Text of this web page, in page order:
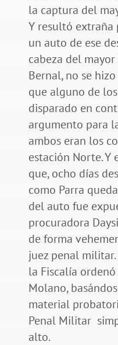
la captura del
Y resultó extraña
un auto de ese
cabeza del
Bernal, no se
que alguno de
disparado en
argumento para
ambos eran los
estación Norte. Y
que, ocho días
como Parra
del auto fue
procuradora
de forma
juez penal
la Fiscalía
Molano,
material
Penal Militar
alto.